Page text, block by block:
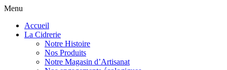
Menu
Accueil
La Cidrerie
Notre Histoire
Nos Produits
Notre Magasin d’Artisanat